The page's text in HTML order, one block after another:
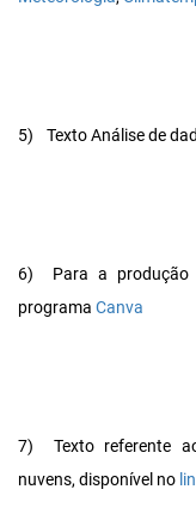
5) Texto Análise de
6)
Para a produção
programa Canva
7)
Texto referente
nuvens, disponível no